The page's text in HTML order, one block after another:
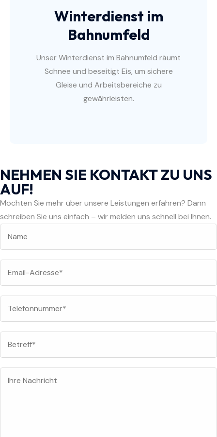
Winterdienst im
Bahnumfeld
Unser Winterdienst im Bahnumfeld räumt
Schnee und beseitigt Eis, um sichere
Gleise und Arbeitsbereiche zu
gewährleisten.
NEHMEN SIE KONTAKT ZU UNS
AUF!
Möchten Sie mehr über unsere Leistungen erfahren? Dann
schreiben Sie uns einfach – wir melden uns schnell bei Ihnen.